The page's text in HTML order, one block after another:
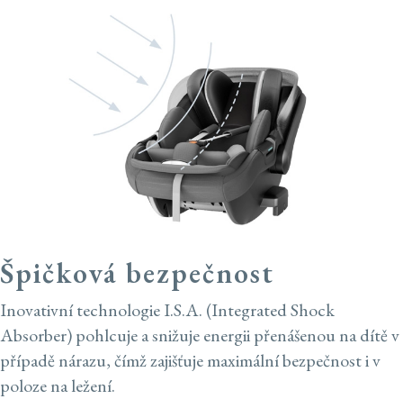
Špičková bezpečnost
Inovativní technologie I.S.A. (Integrated Shock
Absorber) pohlcuje a snižuje energii přenášenou na dítě v
případě nárazu, čímž zajišťuje maximální bezpečnost i v
poloze na ležení.